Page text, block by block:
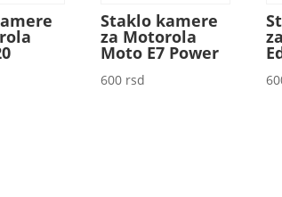
Staklo kamere
za Motorola
Moto E7 Power
600 rsd